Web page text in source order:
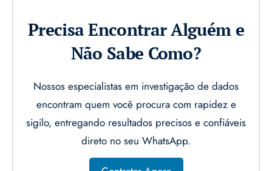
Precisa Encontrar Alguém e
Não Sabe Como?
Nossos especialistas em investigação de dados
encontram quem você procura com rapidez e
sigilo, entregando resultados precisos e confiáveis
direto no seu WhatsApp.